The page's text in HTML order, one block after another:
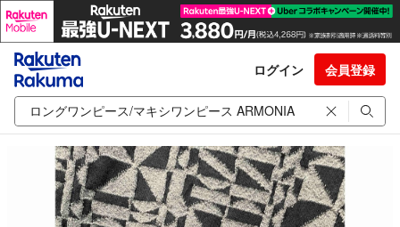
ログイン 会員登録